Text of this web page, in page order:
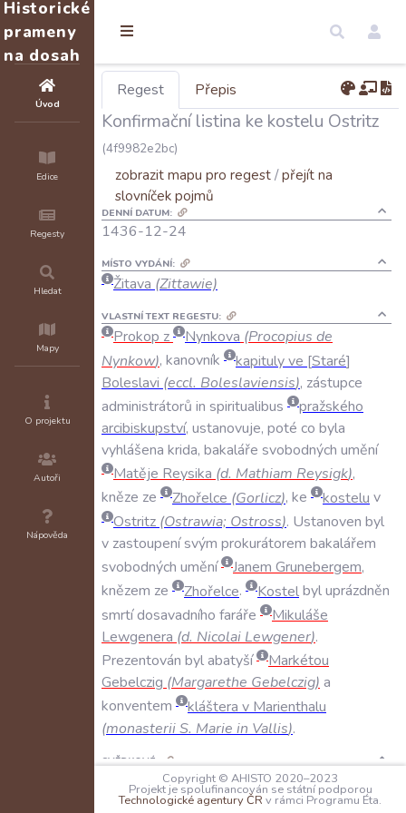
Historické
prameny
na dosah
Úvod
Edice
Regesty
Hledat
Mapy
O projektu
Autoři
Nápověda
Regest Přepis
Konfirmační listina ke kostelu Ostritz
(4f9982e2bc)
zobrazit mapu pro regest/přejít na
slovníček pojmů
DENNÍ DATUM:
1436-12-24
MÍSTO VYDÁNÍ:
Žitava (Zittawie)
VLASTNÍ TEXT REGESTU:
Prokop z Nynkova (Procopius de
Nynkow), kanovník kapitulyve Staré
Boleslavi (eccl. Boleslaviensis), zástupce
administrátorů in spiritualibus
pražského
arcibiskupství, ustanovuje, poté co byla
vyhlášena krida, bakaláře svobodných umění
Matěje Reysika (d. Mathiam Reysigk),
kněze ze Zhořelce (Gorlicz), ke kostelu v
Ostritz (Ostrawia; Ostross). Ustanoven byl
v zastoupenísvým prokurátorem bakalářem
svobodných umění Janem Grunebergem,
knězem ze Zhořelce. Kostelbyluprázdněn
smrtídosavadního faráře
Mikuláše
Lewgenera (d. Nicolai Lewgener).
Prezentován bylabatyší
Markétou
Gebelczig (Margarethe Gebelczig) a
konventem
kláštera v Marienthalu
(monasteriiS. Marie in Vallis).
SVĚDKOVÉ:
Copyright © AHISTO 2020–2023
Projekt je spolufinancován se státní podporou
Technologické agentury ČR v rámci Programu Éta.